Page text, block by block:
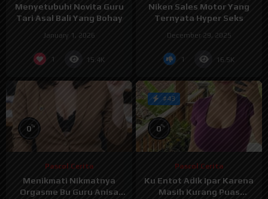
Menyetubuhi Novita Guru
Tari Asal Bali Yang Bohay
January 1, 2026
1 15.4K
Niken Sales Motor Yang
Ternyata Hyper Seks
December 29, 2025
1 16.5K
0%
Pascol Cerita
Menikmati Nikmatnya
Orgasme Bu Guru Anisa
#43
0%
Pascol Cerita
Ku Entot Adik Ipar Karena
Masih Kurang Puas